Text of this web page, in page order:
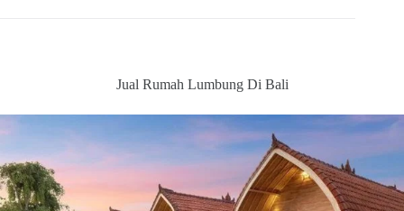
Jual Rumah Lumbung Di Bali